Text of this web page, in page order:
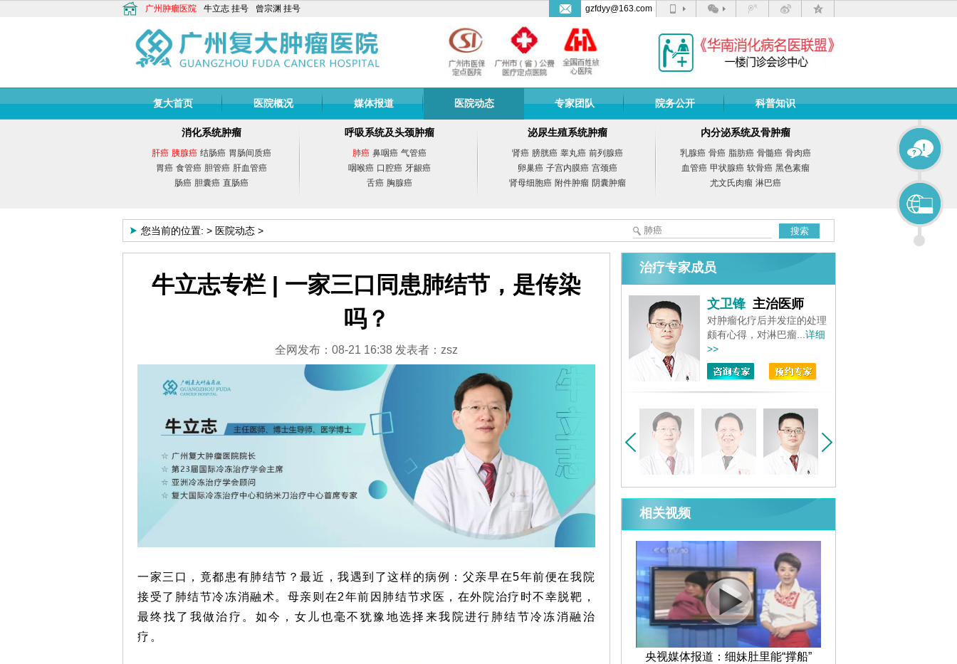
广州肿瘤医院 牛立志 挂号 曾宗渊 挂号 gzfdyy@163.com
复大首页 医院概况 媒体报道 医院动态 专家团队 院务公开 科普知识
消化系统肿瘤
肝癌 胰腺癌 结肠癌 胃肠间质癌
胃癌 食管癌 胆管癌 肝血管癌
肠癌 胆囊癌 直肠癌
呼吸系统及头颈肿瘤
肺癌 鼻咽癌 气管癌
咽喉癌 口腔癌 牙龈癌
舌癌 胸腺癌
泌尿生殖系统肿瘤
肾癌 膀胱癌 睾丸癌 前列腺癌
卵巢癌 子宫内膜癌 宫颈癌
肾母细胞癌 附件肿瘤 阴囊肿瘤
内分泌系统及骨肿瘤
乳腺癌 骨癌 脂肪癌 骨髓癌 骨肉癌
血管癌 甲状腺癌 软骨癌 黑色素瘤
尤文氏肉瘤 淋巴癌
您当前的位置: > 医院动态 > 搜索
牛立志专栏 | 一家三口同患肺结节，是传染
吗？
全网发布：08-21 16:38 发表者：zsz
一家三口，竟都患有肺结节？最近，我遇到了这样的病例：父亲早在5年前便在我院
接受了肺结节冷冻消融术。母亲则在2年前因肺结节求医，在外院治疗时不幸脱靶，
最终找了我做治疗。如今，女儿也毫不犹豫地选择来我院进行肺结节冷冻消融治
疗。
治疗专家成员
副教授
第四军医大学胸心外科博士
导师...详细>>
文卫锋 主治医师
对肿瘤化疗后并发症的处理
颇有心得，对淋巴瘤... 详细
>>
相关视频
央视媒体报道：细妹肚里能“撑船”